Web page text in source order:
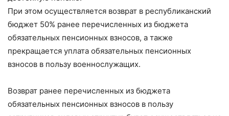
При этом осуществляется возврат в республиканский
бюджет 50% ранее перечисленных из бюджета
обязательных пенсионных взносов, а также
прекращается уплата обязательных пенсионных
взносов в пользу военнослужащих.
Возврат ранее перечисленных из бюджета
обязательных пенсионных взносов в пользу